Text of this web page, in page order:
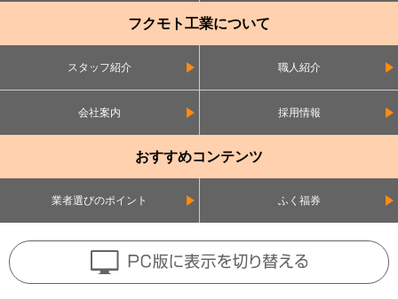
フクモト工業について
スタッフ紹介 職人紹介
会社案内 採用情報
おすすめコンテンツ
業者選びのポイント ふく福券